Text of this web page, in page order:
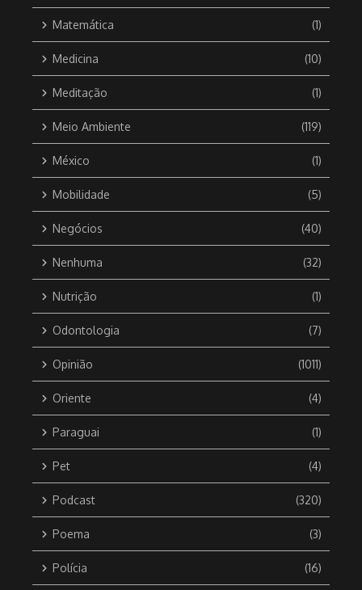
Matemática (1)
Medicina (10)
Meditação (1)
Meio Ambiente (119)
México (1)
Mobilidade (5)
Negócios (40)
Nenhuma (32)
Nutrição (1)
Odontologia (7)
Opinião (1011)
Oriente (4)
Paraguai (1)
Pet (4)
Podcast (320)
Poema (3)
Polícia (16)